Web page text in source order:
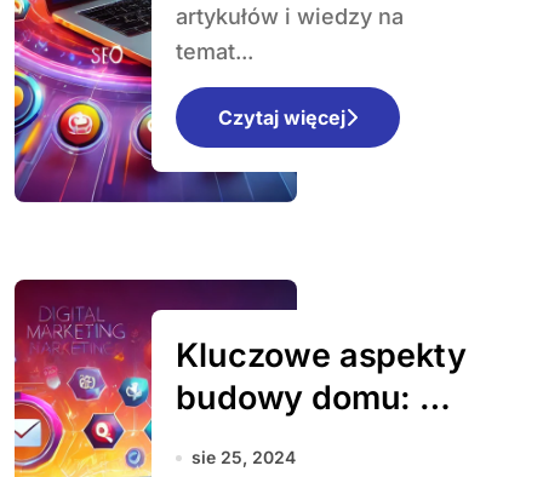
artykułów i wiedzy na
temat...
Czytaj więcej
Kluczowe aspekty
budowy domu: od
planowania po
sie 25, 2024